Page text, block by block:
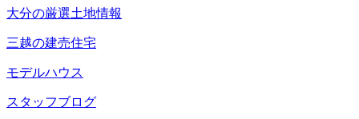
大分の厳選土地情報
三越の建売住宅
モデルハウス
スタッフブログ